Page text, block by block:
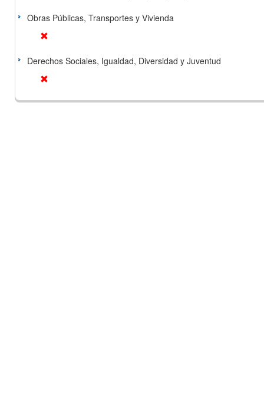
Obras Públicas, Transportes y Vivienda
Derechos Sociales, Igualdad, Diversidad y Juventud